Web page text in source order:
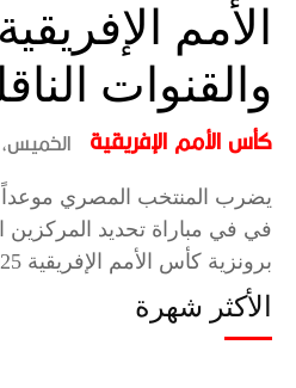
والقنوات
كأس الأمم الإفريقية الخميس، 15 يناير، 2026
يضرب المنتخب المصري موعداً
في في مباراة تحديد المركزين
برونزية كأس الأمم الإفريقية 2025. موعد مباراة...
الأكثر شهرة